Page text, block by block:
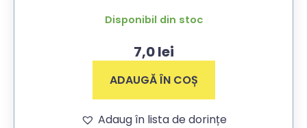
Disponibil din stoc
7,0lei
ADAUGĂ ÎN COȘ
Adaug în lista de dorințe